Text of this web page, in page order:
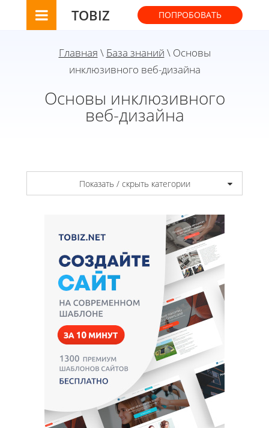
TOBIZ ПОПРОБОВАТЬ
Главная \ База знаний \ Основы
инклюзивного веб-дизайна
Основы инклюзивного
веб-дизайна
Показать / скрыть категории